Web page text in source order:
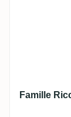
Famille